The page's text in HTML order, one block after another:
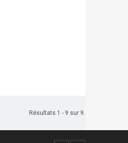
Résultats 1 - 9 sur 9.